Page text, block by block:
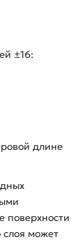
±16:
длине
поверхности
может